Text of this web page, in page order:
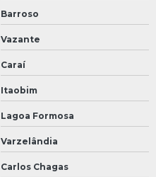
Barroso
Vazante
Caraí
Itaobim
Lagoa Formosa
Varzelândia
Carlos Chagas